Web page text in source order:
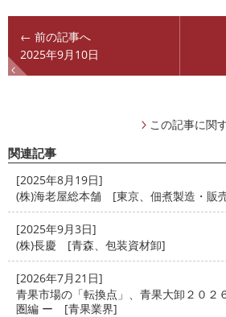
← 前の記事へ
2025年9月10日
この記事に関
関連記事
[2025年8月19日]
(株)海老屋総本舗 [東京、佃煮製造・販
[2025年9月3日]
(株)長慶 [青森、包装資材卸]
[2026年7月21日]
青果市場の「転換点」、青果大卸２０
圏編 ー [青果業界]